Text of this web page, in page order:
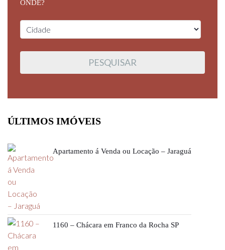
ONDE?
ÚLTIMOS IMÓVEIS
Apartamento á Venda ou Locação – Jaraguá
1160 – Chácara em Franco da Rocha SP